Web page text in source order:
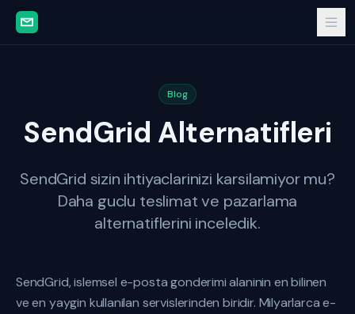
Blog
SendGrid Alternatifleri
SendGrid sizin ihtiyaclarinizi karsilamiyor mu?
Daha guclu teslimat ve pazarlama
alternatiflerini inceledik.
SendGrid, islemsel e-posta gonderimi alaninin en bilinen
ve en yaygin kullanilan servislerinden biridir. Milyarlarca e-